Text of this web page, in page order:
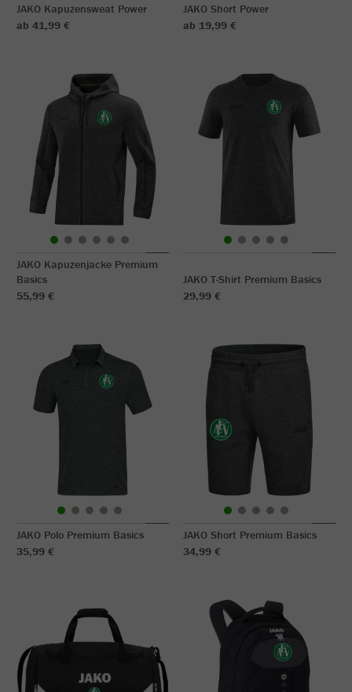
JAKO Kapuzensweat Power
ab 41,99 €
JAKO Short Power
ab 19,99 €
JAKO Kapuzenjacke Premium
Basics
55,99 €
JAKO T-Shirt Premium Basics
29,99 €
JAKO Polo Premium Basics
35,99 €
JAKO Short Premium Basics
34,99 €